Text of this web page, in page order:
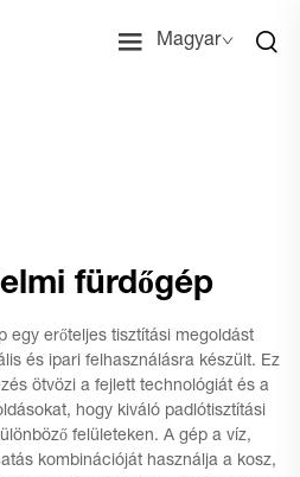
Magyar
fürdőgép
egy erőteljes tisztítási megoldást
és ipari felhasználásra készült. Ez
ötvözi a fejlett technológiát és a
hogy kiváló padlótisztítási
felületeken. A gép a víz,
kombinációját használja a kosz,